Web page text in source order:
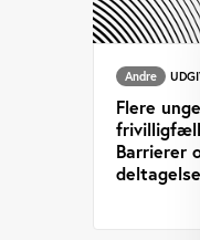
Andre
Flere
Barrierer
deltagelse